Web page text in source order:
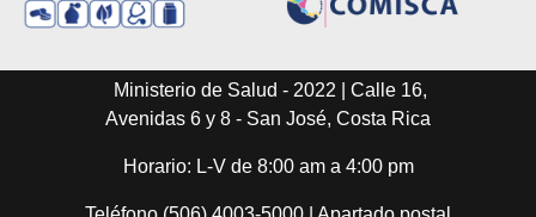
Ministerio de Salud - 2022 | Calle 16,
Avenidas 6 y 8 - San José, Costa Rica
Horario: L-V de 8:00 am a 4:00 pm